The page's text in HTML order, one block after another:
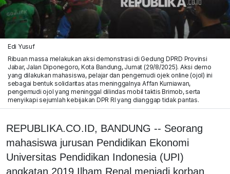
Edi Yusuf
Ribuan massa melakukan aksi demonstrasi di Gedung DPRD Provinsi
Jabar, Jalan Diponegoro, Kota Bandung, Jumat (29/8/2025). Aksi demo
yang dilakukan mahasiswa, pelajar dan pengemudi ojek online (ojol) ini
sebagai bentuk solidaritas atas meninggalnya Affan Kurniawan,
pengemudi ojol yang meninggal dilindas mobil taktis Brimob, serta
menyikapi sejumlah kebijakan DPR RI yang dianggap tidak pantas.
REPUBLIKA.CO.ID, BANDUNG -- Seorang
mahasiswa jurusan Pendidikan Ekonomi
Universitas Pendidikan Indonesia (UPI)
angkatan 2019 Ilham Renal menjadi korban